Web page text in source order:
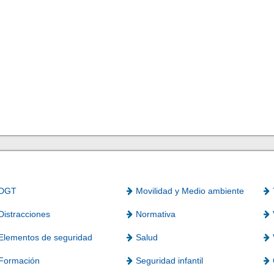
Movilidad y Medio ambiente
Normativa
de seguridad Salud
Seguridad infantil